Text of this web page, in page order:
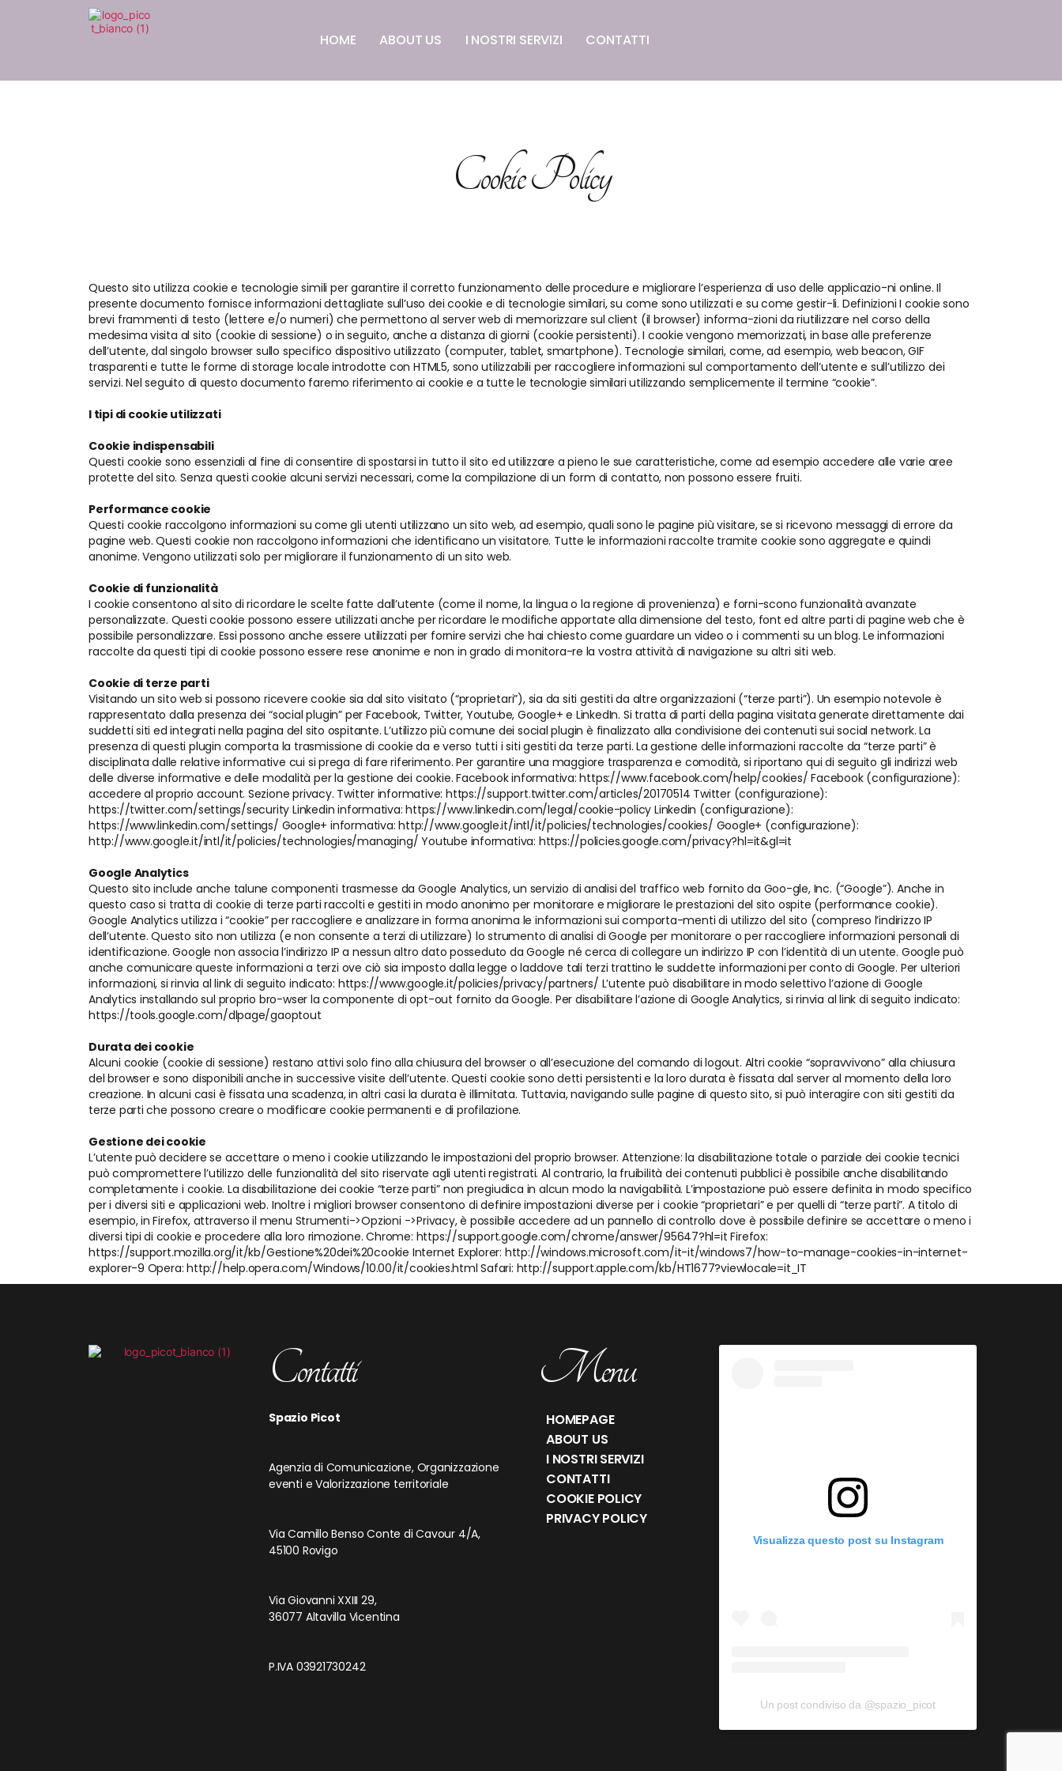
HOME ABOUT US I NOSTRI SERVIZI CONTATTI
Cookie Policy
Questo sito utilizza cookie e tecnologie simili per garantire il corretto funzionamento delle procedure e migliorare l’esperienza di uso delle applicazio-ni online. Il
presente documento fornisce informazioni dettagliate sull’uso dei cookie e di tecnologie similari, su come sono utilizzati e su come gestir-li. Definizioni I cookie sono
brevi frammenti di testo (lettere e/o numeri) che permettono al server web di memorizzare sul client (il browser) informa-zioni da riutilizzare nel corso della
medesima visita al sito (cookie di sessione) o in seguito, anche a distanza di giorni (cookie persistenti). I cookie vengono memorizzati, in base alle preferenze
dell’utente, dal singolo browser sullo specifico dispositivo utilizzato (computer, tablet, smartphone). Tecnologie similari, come, ad esempio, web beacon, GIF
trasparenti e tutte le forme di storage locale introdotte con HTML5, sono utilizzabili per raccogliere informazioni sul comportamento dell’utente e sull’utilizzo dei
servizi. Nel seguito di questo documento faremo riferimento ai cookie e a tutte le tecnologie similari utilizzando semplicemente il termine “cookie”.
I tipi di cookie utilizzati
Cookie indispensabili
Questi cookie sono essenziali al fine di consentire di spostarsi in tutto il sito ed utilizzare a pieno le sue caratteristiche, come ad esempio accedere alle varie aree
protette del sito. Senza questi cookie alcuni servizi necessari, come la compilazione di un form di contatto, non possono essere fruiti.
Performance cookie
Questi cookie raccolgono informazioni su come gli utenti utilizzano un sito web, ad esempio, quali sono le pagine più visitare, se si ricevono messaggi di errore da
pagine web. Questi cookie non raccolgono informazioni che identificano un visitatore. Tutte le informazioni raccolte tramite cookie sono aggregate e quindi
anonime. Vengono utilizzati solo per migliorare il funzionamento di un sito web.
Cookie di funzionalità
I cookie consentono al sito di ricordare le scelte fatte dall’utente (come il nome, la lingua o la regione di provenienza) e forni-scono funzionalità avanzate
personalizzate. Questi cookie possono essere utilizzati anche per ricordare le modifiche apportate alla dimensione del testo, font ed altre parti di pagine web che è
possibile personalizzare. Essi possono anche essere utilizzati per fornire servizi che hai chiesto come guardare un video o i commenti su un blog. Le informazioni
raccolte da questi tipi di cookie possono essere rese anonime e non in grado di monitora-re la vostra attività di navigazione su altri siti web.
Cookie di terze parti
Visitando un sito web si possono ricevere cookie sia dal sito visitato (“proprietari”), sia da siti gestiti da altre organizzazioni (“terze parti”). Un esempio notevole è
rappresentato dalla presenza dei “social plugin” per Facebook, Twitter, Youtube, Google+ e LinkedIn. Si tratta di parti della pagina visitata generate direttamente dai
suddetti siti ed integrati nella pagina del sito ospitante. L’utilizzo più comune dei social plugin è finalizzato alla condivisione dei contenuti sui social network. La
presenza di questi plugin comporta la trasmissione di cookie da e verso tutti i siti gestiti da terze parti. La gestione delle informazioni raccolte da “terze parti” è
disciplinata dalle relative informative cui si prega di fare riferimento. Per garantire una maggiore trasparenza e comodità, si riportano qui di seguito gli indirizzi web
delle diverse informative e delle modalità per la gestione dei cookie. Facebook informativa: https://www.facebook.com/help/cookies/ Facebook (configurazione):
accedere al proprio account. Sezione privacy. Twitter informative: https://support.twitter.com/articles/20170514 Twitter (configurazione):
https://twitter.com/settings/security Linkedin informativa: https://www.linkedin.com/legal/cookie-policy Linkedin (configurazione):
https://www.linkedin.com/settings/ Google+ informativa: http://www.google.it/intl/it/policies/technologies/cookies/ Google+ (configurazione):
http://www.google.it/intl/it/policies/technologies/managing/ Youtube informativa: https://policies.google.com/privacy?hl=it&gl=it
Google Analytics
Questo sito include anche talune componenti trasmesse da Google Analytics, un servizio di analisi del traffico web fornito da Goo-gle, Inc. (“Google”). Anche in
questo caso si tratta di cookie di terze parti raccolti e gestiti in modo anonimo per monitorare e migliorare le prestazioni del sito ospite (performance cookie).
Google Analytics utilizza i “cookie” per raccogliere e analizzare in forma anonima le informazioni sui comporta-menti di utilizzo del sito (compreso l’indirizzo IP
dell’utente. Questo sito non utilizza (e non consente a terzi di utilizzare) lo strumento di analisi di Google per monitorare o per raccogliere informazioni personali di
identificazione. Google non associa l’indirizzo IP a nessun altro dato posseduto da Google né cerca di collegare un indirizzo IP con l’identità di un utente. Google può
anche comunicare queste informazioni a terzi ove ciò sia imposto dalla legge o laddove tali terzi trattino le suddette informazioni per conto di Google. Per ulteriori
informazioni, si rinvia al link di seguito indicato: https://www.google.it/policies/privacy/partners/ L’utente può disabilitare in modo selettivo l’azione di Google
Analytics installando sul proprio bro-wser la componente di opt-out fornito da Google. Per disabilitare l’azione di Google Analytics, si rinvia al link di seguito indicato:
https://tools.google.com/dlpage/gaoptout
Durata dei cookie
Alcuni cookie (cookie di sessione) restano attivi solo fino alla chiusura del browser o all’esecuzione del comando di logout. Altri cookie “sopravvivono” alla chiusura
del browser e sono disponibili anche in successive visite dell’utente. Questi cookie sono detti persistenti e la loro durata è fissata dal server al momento della loro
creazione. In alcuni casi è fissata una scadenza, in altri casi la durata è illimitata. Tuttavia, navigando sulle pagine di questo sito, si può interagire con siti gestiti da
terze parti che possono creare o modificare cookie permanenti e di profilazione.
Gestione dei cookie
L’utente può decidere se accettare o meno i cookie utilizzando le impostazioni del proprio browser. Attenzione: la disabilitazione totale o parziale dei cookie tecnici
può compromettere l’utilizzo delle funzionalità del sito riservate agli utenti registrati. Al contrario, la fruibilità dei contenuti pubblici è possibile anche disabilitando
completamente i cookie. La disabilitazione dei cookie “terze parti” non pregiudica in alcun modo la navigabilità. L’impostazione può essere definita in modo specifico
per i diversi siti e applicazioni web. Inoltre i migliori browser consentono di definire impostazioni diverse per i cookie “proprietari” e per quelli di “terze parti”. A titolo di
esempio, in Firefox, attraverso il menu Strumenti->Opzioni ->Privacy, è possibile accedere ad un pannello di controllo dove è possibile definire se accettare o meno i
diversi tipi di cookie e procedere alla loro rimozione. Chrome: https://support.google.com/chrome/answer/95647?hl=it Firefox:
https://support.mozilla.org/it/kb/Gestione%20dei%20cookie Internet Explorer: http://windows.microsoft.com/it-it/windows7/how-to-manage-cookies-in-internet-
explorer-9 Opera: http://help.opera.com/Windows/10.00/it/cookies.html Safari: http://support.apple.com/kb/HT1677?viewlocale=it_IT
Contatti
Spazio Picot
Agenzia di Comunicazione, Organizzazione
eventi e Valorizzazione territoriale
Via Camillo Benso Conte di Cavour 4/A,
45100 Rovigo
Via Giovanni XXIII 29,
36077 Altavilla Vicentina
P.IVA 03921730242
Menu
HOMEPAGE
ABOUT US
I NOSTRI SERVIZI
CONTATTI
COOKIE POLICY
PRIVACY POLICY
Visualizza questo post su Instagram
Un post condiviso da @spazio_picot